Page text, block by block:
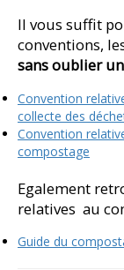
Il vous suffit
conventions,
sans oublier
Convention
collecte des
Convention
compostage
Egalement
relatives au
Guide du